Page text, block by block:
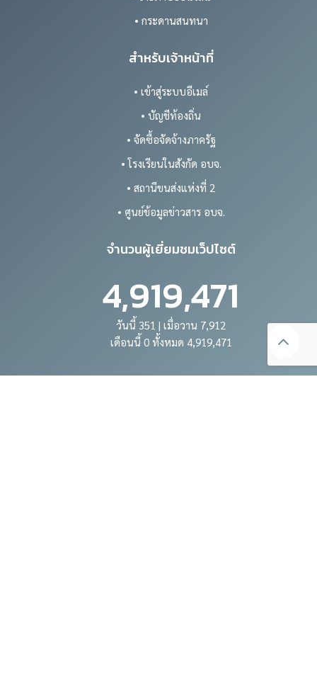
• กระดานสนทนา
สำหรับเจ้าหน้าที่
• เข้าสู่ระบบอีเมล์
• บัญชีท้องถิ่น
• จัดซื้อจัดจ้างภาครัฐ
• โรงเรียนในสังกัด อบจ.
• สถานีขนส่งแห่งที่ 2
• ศูนย์ข้อมูลข่าวสาร อบจ.
จำนวนผู้เยี่ยมชมเว็ปไซต์
4,919,471
วันนี้ 351 | เมื่อวาน 7,912
เดือนนี้ 0 ทั้งหมด 4,919,471